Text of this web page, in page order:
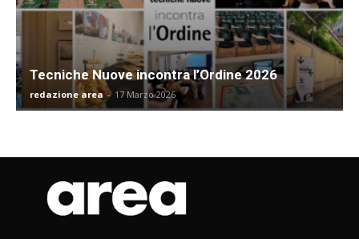
Tecniche Nuove incontra l’Ordine 2026
redazione area - 17 Marzo 2026